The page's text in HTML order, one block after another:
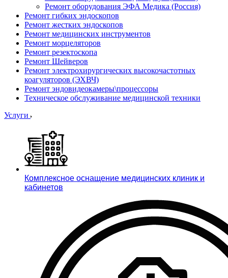
Ремонт оборудования ЭФА Медика (Россия)
Ремонт гибких эндоскопов
Ремонт жестких эндоскопов
Ремонт медицинских инструментов
Ремонт морцеляторов
Ремонт резектоскопа
Ремонт Шейверов
Ремонт электрохирургических высокочастотных
коагуляторов (ЭХВЧ)
Ремонт эндовидеокамеры\процессоры
Техническое обслуживание медицинской техники
Услуги
Комплексное оснащение медицинских клиник и
кабинетов